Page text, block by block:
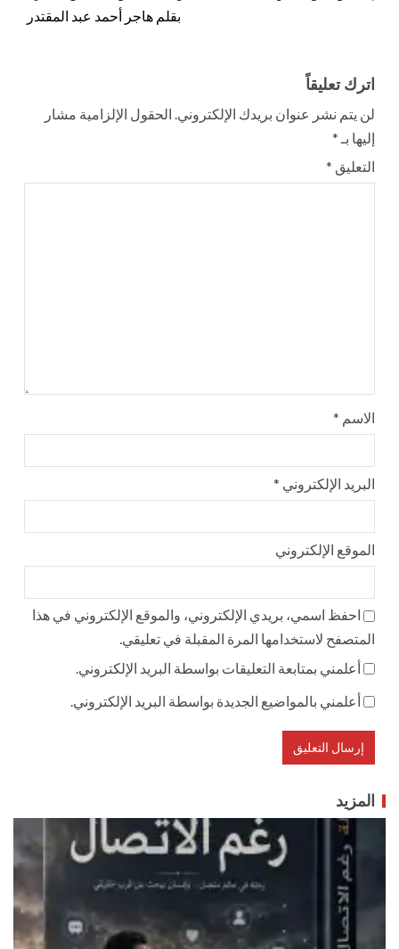
بقلم هاجر أحمد عبد المقتدر
اترك تعليقاً
لن يتم نشر عنوان بريدك الإلكتروني. الحقول الإلزامية مشار
إليها بـ *
التعليق *
الاسم *
البريد الإلكتروني *
الموقع الإلكتروني
احفظ اسمي، بريدي الإلكتروني، والموقع الإلكتروني في هذا
المتصفح لاستخدامها المرة المقبلة في تعليقي.
أعلمني بمتابعة التعليقات بواسطة البريد الإلكتروني.
أعلمني بالمواضيع الجديدة بواسطة البريد الإلكتروني.
المزيد